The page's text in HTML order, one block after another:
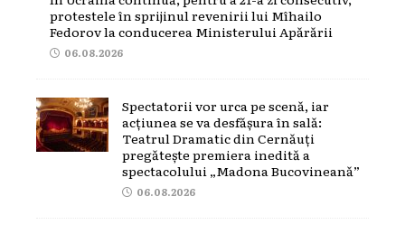
protestele în sprijinul revenirii lui Mîhailo
Fedorov la conducerea Ministerului Apărării
06.08.2026
Spectatorii vor urca pe scenă, iar
acțiunea se va desfășura în sală:
Teatrul Dramatic din Cernăuți
pregătește premiera inedită a
spectacolului „Madona Bucovineană”
06.08.2026